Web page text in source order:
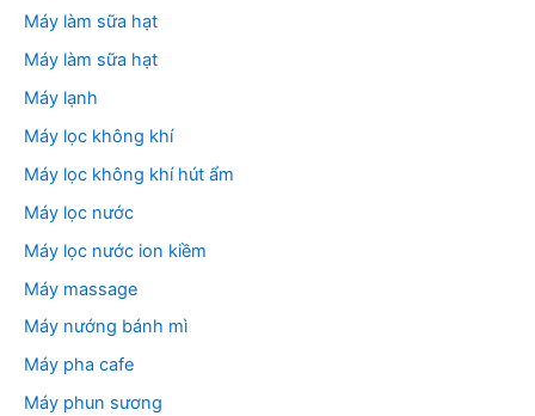
Máy làm sữa hạt
Máy làm sữa hạt
Máy lạnh
Máy lọc không khí
Máy lọc không khí hút ẩm
Máy lọc nước
Máy lọc nước ion kiềm
Máy massage
Máy nướng bánh mì
Máy pha cafe
Máy phun sương